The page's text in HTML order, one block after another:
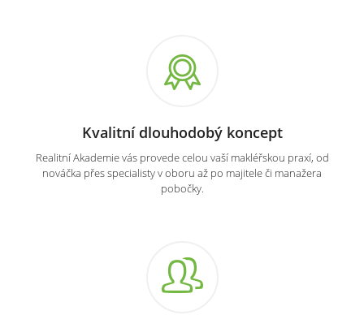
Kvalitní dlouhodobý koncept
Realitní Akademie vás provede celou vaší makléřskou praxí, od
nováčka přes specialisty v oboru až po majitele či manažera
pobočky.